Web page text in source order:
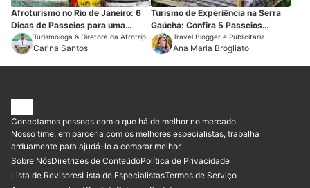
Afroturismo no Rio de Janeiro: 6
Dicas de Passeios para uma
Imersão Afrocentrada
Turismóloga & Diretora da Afrotrip
Carina Santos
Turismo de Experiência na Serra
Gaúcha: Confira 5 Passeios
Imperdíveis
Travel Blogger e Publicitária
Ana Maria Brogliato
Conectamos pessoas com o que há de melhor no mercado.
Nosso time, em parceria com os melhores especialistas, trabalha
arduamente para ajudá-lo a comprar melhor.
Sobre NósDiretrizes de ConteúdoPolítica de Privacidade
Lista de RevisoresLista de EspecialistasTermos de Serviço